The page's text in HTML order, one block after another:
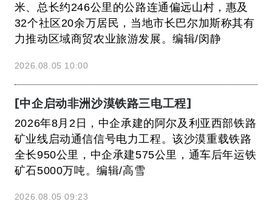
米、总长约246公里的公路连通偏远山村，惠及
32个社区20余万居民，当地市长巴尔加斯称其有
力推动区域商贸农业旅游发展。编辑/闵静
2026.08.05 10:00
[中企启动非洲沙漠铁路三电工程]
2026年8月2日，中企承建的阿尔及利亚西部铁路
矿业线启动通信信号电力工程。该沙漠重载铁路
全长950公里，中企承建575公里，通车后年运铁
矿石5000万吨。编辑/高雪
2026.08.05 09:23